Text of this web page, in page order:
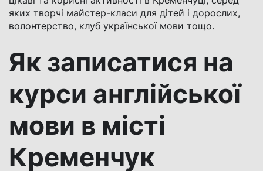
яких творчі майстер-класи для дітей і дорослих,
волонтерство, клуб української мови тощо.
Як записатися на
курси англійської
мови в місті
Кременчук